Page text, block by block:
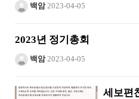
백암 2023-04-05
2023년 정기총회
백암 2023-04-05
세보편